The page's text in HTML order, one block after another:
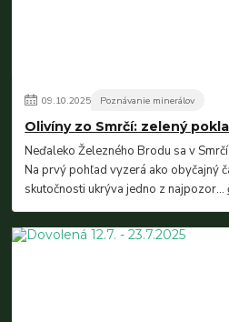
09.10.2025 Poznávanie minerálov
Olivíny zo Smrčí: zelený
Neďaleko Železného Brodu sa v
Na prvý pohľad vyzerá ako obyčajný
skutočnosti ukrýva jedno z najpozor...